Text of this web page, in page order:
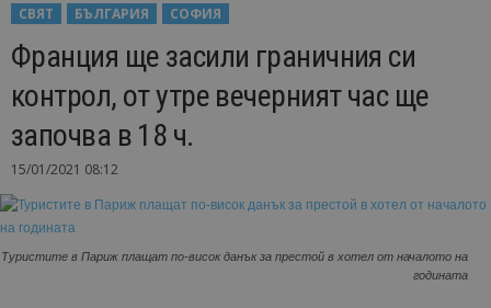
СВЯТ
БЪЛГАРИЯ СОФИЯ
Франция ще засили граничния си
контрол, от утре вечерният час ще
започва в 18 ч.
15/01/2021 08:12
Туристите в Париж плащат по-висок данък за престой в хотел от началото на
годината